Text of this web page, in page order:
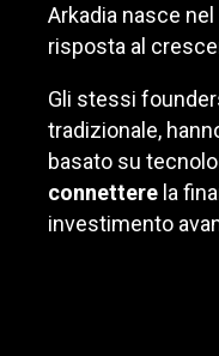
Arkadia nasce
risposta al
Gli stessi
tradizionale,
basato su
connettere la
investimento